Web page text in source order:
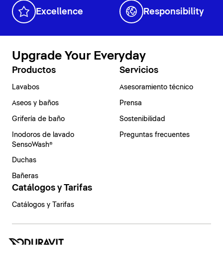
Excellence Responsibility
Upgrade Your Everyday
Productos
Lavabos
Aseos y baños
Grifería de baño
Inodoros de lavado
SensoWash®
Duchas
Bañeras
Servicios
Asesoramiento técnico
Prensa
Sostenibilidad
Preguntas frecuentes
Catálogos y Tarifas
Catálogos y Tarifas